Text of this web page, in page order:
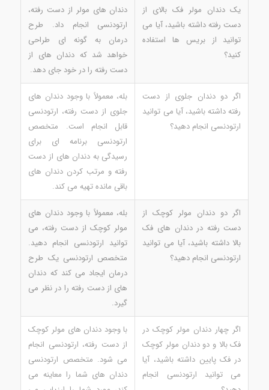
یک دندان مولر فک بالای از
دست رفته داشته باشید، آیا می
توانید از بریس ها استفاده
کنید؟
دندان های مولر از دست رفته،
ارتودنسی انجام داد. طرح
درمان به گونه ای طراحی
خواهد شد که دندان های از
دست رفته را در خود جای دهد.
اگر دو دندان جلوی از دست
رفته داشته باشید، آیا می توانید
ارتودنسی انجام دهید؟
بله، معمولاً با وجود دندان های
جلوی از دست رفته، ارتودنسی
قابل انجام است. متخصص
ارتودنسی برنامه ای برای
رسیدگی به دندان های از دست
رفته و مرتب کردن دندان های
باقی مانده تهیه می کند.
اگر دو دندان مولر کوچک از
دست رفته در دندان های فک
بالا داشته باشید، آیا می توانید
ارتودنسی انجام دهید؟
بله، معمولاً با وجود دندان های
مولر کوچک از دست رفته، می
توانید ارتودنسی انجام دهید.
متخصص ارتودنسی یک طرح
درمان ایجاد می کند که دندان
های از دست رفته را در نظر می
گیرد.
اگر چهار دندان مولر کوچک در
فک بالا و دو دندان مولر کوچک
در فک پایین داشته باشید، آیا
می توانید ارتودنسی انجام
با وجود دندان های مولر کوچک
از دست رفته، ارتودنسی انجام
می شود. متخصص ارتودنسی
دندان های شما را معاینه می